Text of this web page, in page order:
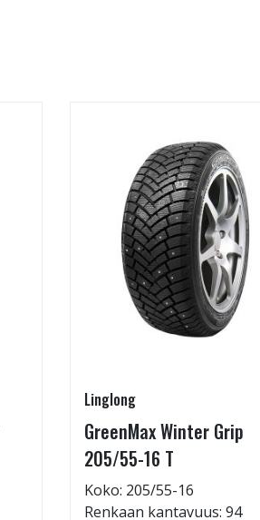
Linglong
GreenMax Winter Grip
205/55-16 T
Koko: 205/55-16
Renkaan kantavuus: 94